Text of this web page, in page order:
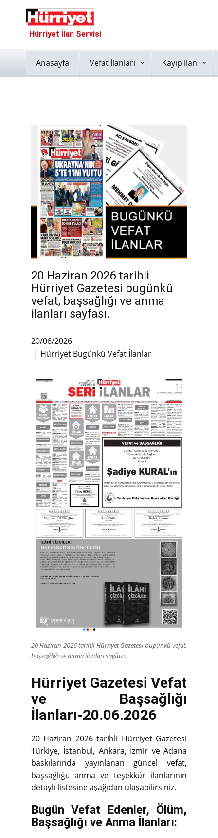
Hürriyet İlan Servisi
Anasayfa Vefat İlanları Kayıp ilan
20 Haziran 2026 tarihli
Hürriyet Gazetesi bugünkü
vefat, başsağlığı ve anma
ilanları sayfası.
20/06/2026
Hürriyet Bugünkü Vefat İlanlar
20 Haziran 2026 tarihli Hürriyet Gazetesi bugünkü vefat,
başsağlığı ve anma ilanları sayfası.
Hürriyet Gazetesi Vefat
ve Başsağlığı
İlanları-20.06.2026
20 Haziran 2026 tarihli Hürriyet Gazetesi
Türkiye, İstanbul, Ankara, İzmir ve Adana
baskılarında yayınlanan güncel vefat,
başsağlığı, anma ve teşekkür ilanlarının
detaylı listesine aşağıdan ulaşabilirsiniz.
Bugün Vefat Edenler, Ölüm,
Başsağlığı ve Anma İlanları: